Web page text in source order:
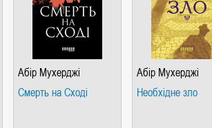
Абір Мухерджі
Смерть на Сході
Абір Мухерджі
Необхідне зло